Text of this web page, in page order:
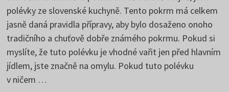
polévky ze slovenské kuchyně. Tento pokrm má celkem
jasně daná pravidla přípravy, aby bylo dosaženo onoho
tradičního a chuťově dobře známého pokrmu. Pokud si
myslíte, že tuto polévku je vhodné vařit jen před hlavním
jídlem, jste značně na omylu. Pokud tuto polévku
v ničem …